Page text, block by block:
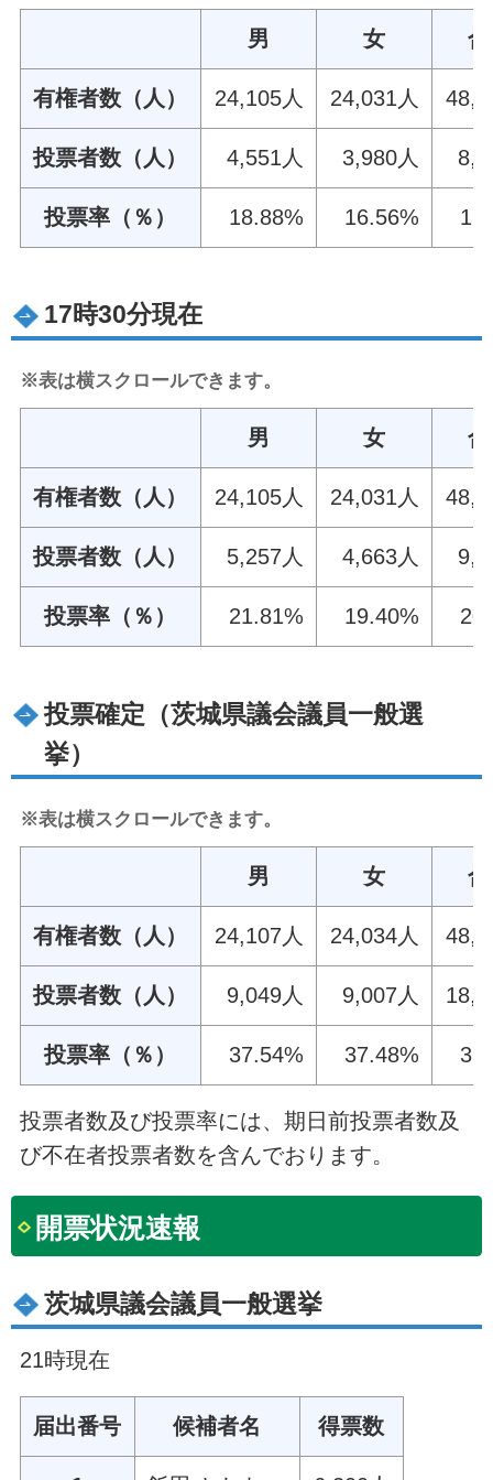
男 女
有権者数（人） 24,105人 24,031人
投票者数（人） 4,551人 3,980人
投票率（％） 18.88% 16.56%
17時30分現在
※表は横スクロールできます。
男 女
有権者数（人） 24,105人 24,031人
投票者数（人） 5,257人 4,663人
投票率（％） 21.81% 19.40%
投票確定（茨城県議会議員一般選
挙）
※表は横スクロールできます。
男 女
有権者数（人） 24,107人 24,034人
投票者数（人） 9,049人 9,007人
投票率（％） 37.54% 37.48%
投票者数及び投票率には、期日前投票者数及
び不在者投票者数を含んでおります。
開票状況速報
茨城県議会議員一般選挙
21時現在
届出番号 候補者名 得票数